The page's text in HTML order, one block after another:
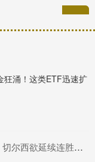
狂涌！这类ETF迅速扩
西欲延续连胜轨迹